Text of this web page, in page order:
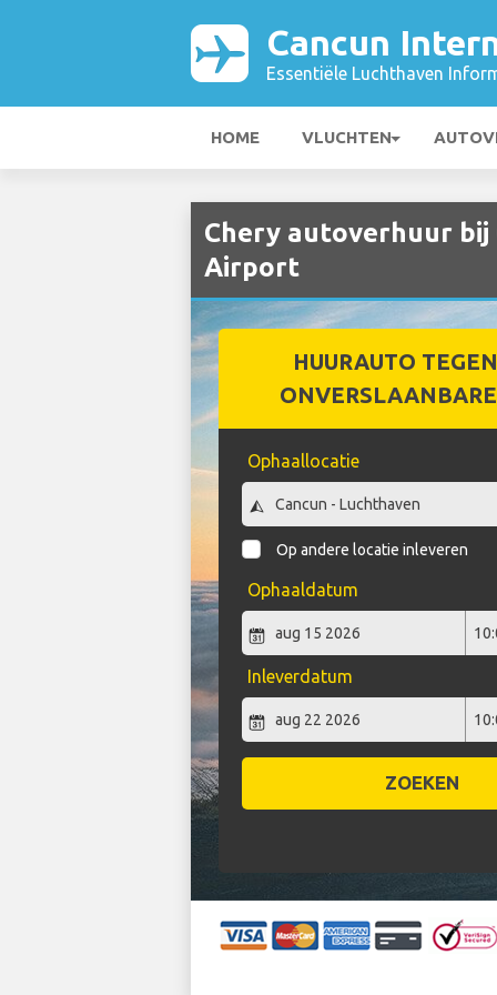
Cancun
Essentiële Luchthaven
HOME VLUCHTEN
Chery autoverhuur
Airport
HUURAUTO
Ophaallocatie
Op andere locatie inleveren
Ophaaldatum
Inleverdatum
ZOEKEN